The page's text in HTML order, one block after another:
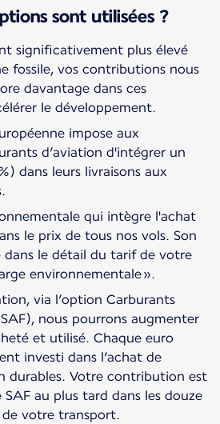
sont utilisées ?
significativement plus élevé
fossile, vos contributions nous
davantage dans ces
le développement.
impose aux
d’aviation d'intégrer un
dans leurs livraisons aux
qui intègre l'achat
le prix de tous nos vols. Son
le détail du tarif de votre
environnementale ».
via l’option Carburants
nous pourrons augmenter
et utilisé. Chaque euro
investi dans l’achat de
durables. Votre contribution est
au plus tard dans les douze
votre transport.